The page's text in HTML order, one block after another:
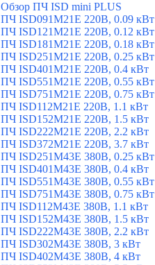
Обзор ПЧ ISD mini PLUS
ПЧ ISD091M21E 220В, 0.09 кВт
ПЧ ISD121M21E 220В, 0.12 кВт
ПЧ ISD181M21E 220В, 0.18 кВт
ПЧ ISD251M21E 220В, 0.25 кВт
ПЧ ISD401M21E 220В, 0.4 кВт
ПЧ ISD551M21E 220В, 0.55 кВт
ПЧ ISD751M21E 220В, 0.75 кВт
ПЧ ISD112M21E 220В, 1.1 кВт
ПЧ ISD152M21E 220В, 1.5 кВт
ПЧ ISD222M21E 220В, 2.2 кВт
ПЧ ISD372M21E 220В, 3.7 кВт
ПЧ ISD251M43E 380В, 0.25 кВт
ПЧ ISD401M43E 380В, 0.4 кВт
ПЧ ISD551M43E 380В, 0.55 кВт
ПЧ ISD751M43E 380В, 0.75 кВт
ПЧ ISD112M43E 380В, 1.1 кВт
ПЧ ISD152M43E 380В, 1.5 кВт
ПЧ ISD222M43E 380В, 2.2 кВт
ПЧ ISD302M43E 380В, 3 кВт
ПЧ ISD402M43E 380В, 4 кВт